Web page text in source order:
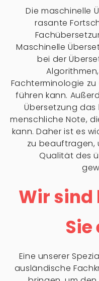
Die maschinelle
rasante
Maschinelle
bei der
Fachterminologie
führen kann.
Übersetzung das
menschliche Note,
kann. Daher ist es
zu beauftragen,
Qualität des
Wir sind
Sie
Eine unserer
ausländische